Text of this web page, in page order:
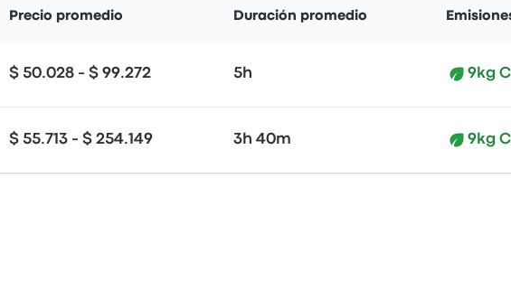
Precio promedio Duración promedio
$ 50.028 - $ 99.272 5h 9kg
$ 55.713 - $ 254.149 3h 40m 9kg